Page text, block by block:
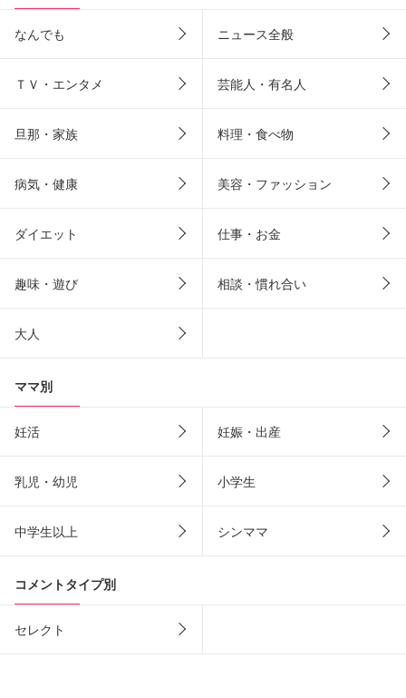
なんでも ニュース全般
ＴＶ・エンタメ 芸能人・有名人
旦那・家族 料理・食べ物
病気・健康 美容・ファッション
ダイエット 仕事・お金
趣味・遊び 相談・慣れ合い
大人
ママ別
妊活 妊娠・出産
乳児・幼児 小学生
中学生以上 シンママ
コメントタイプ別
セレクト